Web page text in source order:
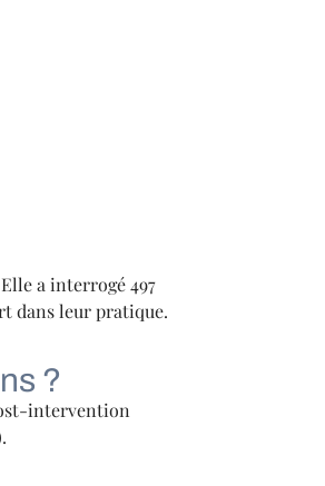
a interrogé 497
dans leur pratique.
?
intervention